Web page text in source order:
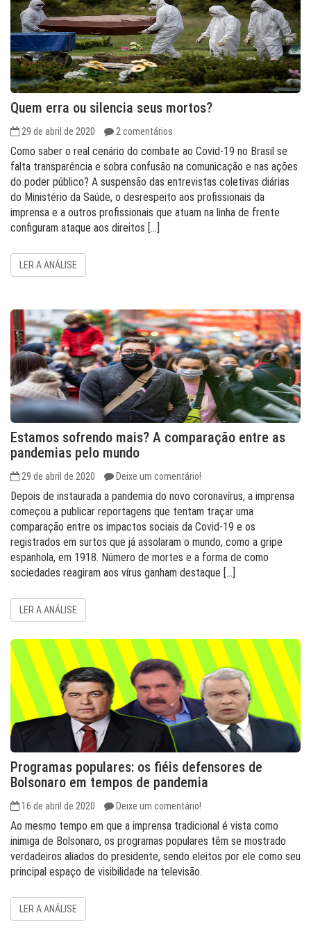
Quem erra ou silencia seus mortos?
29 de abril de 2020 2 comentários
Como saber o real cenário do combate ao Covid-19 no Brasil se
falta transparência e sobra confusão na comunicação e nas ações
do poder público? A suspensão das entrevistas coletivas diárias
do Ministério da Saúde, o desrespeito aos profissionais da
imprensa e a outros profissionais que atuam na linha de frente
configuram ataque aos direitos […]
LER A ANÁLISE
Estamos sofrendo mais? A comparação entre as
pandemias pelo mundo
29 de abril de 2020 Deixe um comentário!
Depois de instaurada a pandemia do novo coronavírus, a imprensa
começou a publicar reportagens que tentam traçar uma
comparação entre os impactos sociais da Covid-19 e os
registrados em surtos que já assolaram o mundo, como a gripe
espanhola, em 1918. Número de mortes e a forma de como
sociedades reagiram aos vírus ganham destaque […]
LER A ANÁLISE
Programas populares: os fiéis defensores de
Bolsonaro em tempos de pandemia
16 de abril de 2020 Deixe um comentário!
Ao mesmo tempo em que a imprensa tradicional é vista como
inimiga de Bolsonaro, os programas populares têm se mostrado
verdadeiros aliados do presidente, sendo eleitos por ele como seu
principal espaço de visibilidade na televisão.
LER A ANÁLISE